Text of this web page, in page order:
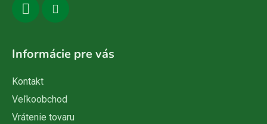
Informácie pre vás
Kontakt
Veľkoobchod
Vrátenie tovaru